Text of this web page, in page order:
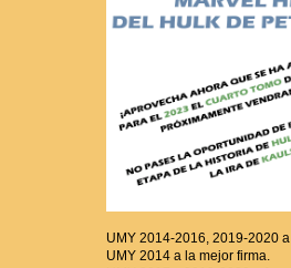
UMY 2014-2016, 2019-2020
UMY 2014 a la mejor firma.